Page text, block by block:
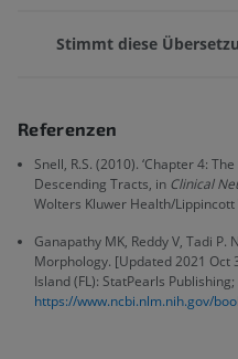
Stimmt diese
Referenzen
Snell, R.S. (2010). ‘Chapter 4:
Descending Tracts, in Clinical
Wolters Kluwer Health/
Ganapathy MK, Reddy V, Tadi
Morphology. [Updated 2021 Oct
Island (FL): StatPearls
https://www.ncbi.nlm.nih.gov/